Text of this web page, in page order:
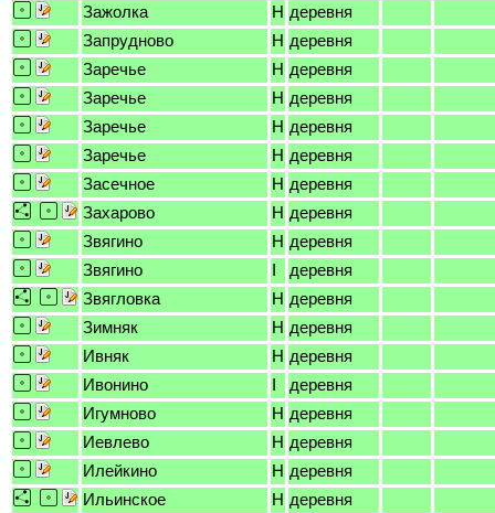
Зажолка
H деревня
Запрудново
H деревня
Заречье
H деревня
Заречье
H деревня
Заречье
H деревня
Заречье
H деревня
Засечное
H деревня
Захарово
H деревня
Звягино
H деревня
Звягино
I
деревня
Звягловка
H деревня
Зимняк
H деревня
Ивняк
H деревня
Ивонино
I
деревня
Игумново
H деревня
Иевлево
H деревня
Илейкино
H деревня
Ильинское
H деревня